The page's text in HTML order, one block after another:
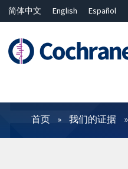
简体中文 English Español
过滤
首页 我们的证据